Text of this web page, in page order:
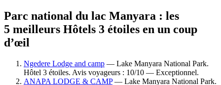
Parc national du lac Manyara : les
5 meilleurs Hôtels 3 étoiles en un coup
d’œil
Ngedere Lodge and camp — Lake Manyara National Park.
Hôtel 3 étoiles. Avis voyageurs : 10/10 — Exceptionnel.
ANAPA LODGE & CAMP— Lake Manyara National Park.